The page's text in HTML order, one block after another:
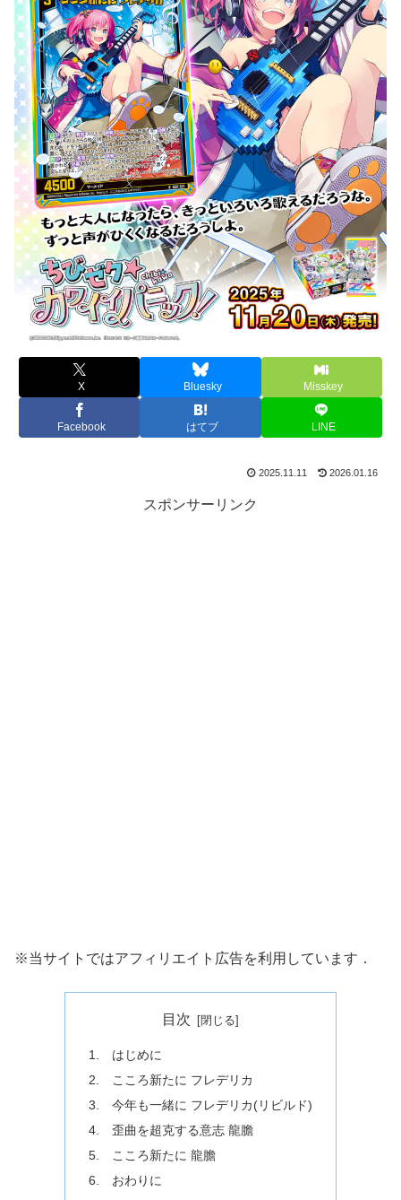
X Bluesky Misskey
Facebook はてブ LINE
2025.11.11 2026.01.16
スポンサーリンク
※当サイトではアフィリエイト広告を利用しています．
目次
1. はじめに
2. こころ新たに フレデリカ
3. 今年も一緒に フレデリカ(リビルド)
4. 歪曲を超克する意志 龍膽
5. こころ新たに 龍膽
6. おわりに